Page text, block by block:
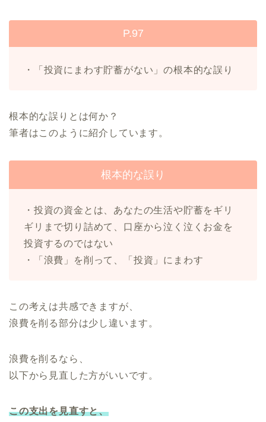
P.97
・「投資にまわす貯蓄がない」の根本的な誤り
根本的な誤りとは何か？
筆者はこのように紹介しています。
根本的な誤り
・投資の資金とは、あなたの生活や貯蓄をギリ
ギリまで切り詰めて、口座から泣く泣くお金を
投資するのではない
・「浪費」を削って、「投資」にまわす
この考えは共感できますが、
浪費を削る部分は少し違います。
浪費を削るなら、
以下から見直した方がいいです。
この支出を見直すと、